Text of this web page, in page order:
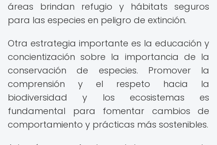
áreas brindan refugio y hábitats seguros
para las especies en peligro de extinción.
Otra estrategia importante es la educación y
concientización sobre la importancia de la
conservación de especies. Promover la
comprensión y el respeto hacia la
biodiversidad y los ecosistemas es
fundamental para fomentar cambios de
comportamiento y prácticas más sostenibles.